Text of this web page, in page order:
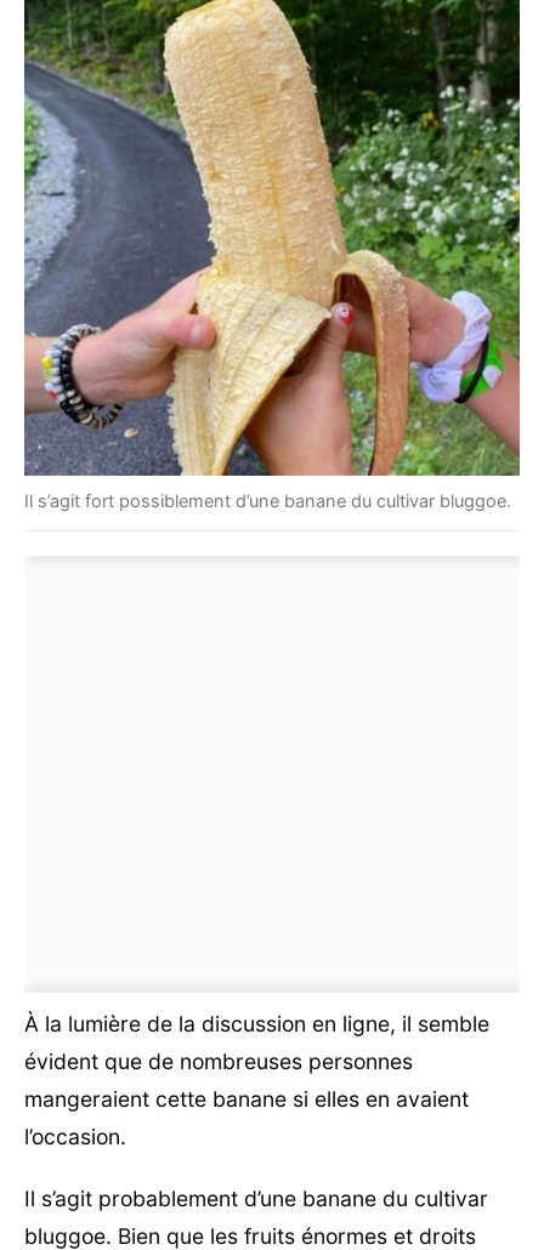
Il s’agit fort possiblement d’une banane du cultivar bluggoe.
À la lumière de la discussion en ligne, il semble
évident que de nombreuses personnes
mangeraient cette banane si elles en avaient
l’occasion.
Il s’agit probablement d’une banane du cultivar
bluggoe. Bien que les fruits énormes et droits